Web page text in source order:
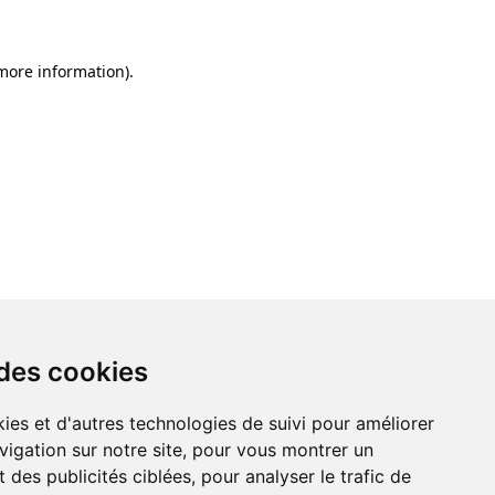
cookies
et d'autres technologies de suivi pour améliorer
sur notre site, pour vous montrer un
des publicités ciblées, pour analyser le trafic de
information).